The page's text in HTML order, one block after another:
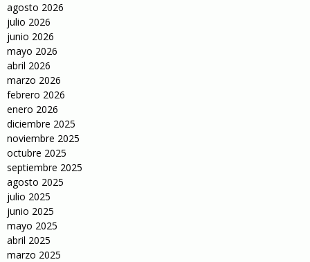
agosto 2026
julio 2026
junio 2026
mayo 2026
abril 2026
marzo 2026
febrero 2026
enero 2026
diciembre 2025
noviembre 2025
octubre 2025
septiembre 2025
agosto 2025
julio 2025
junio 2025
mayo 2025
abril 2025
marzo 2025